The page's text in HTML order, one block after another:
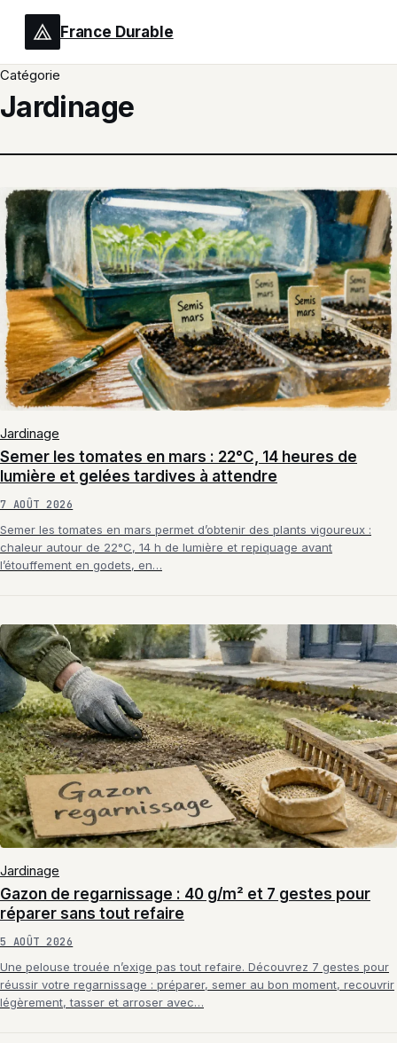
France Durable
Catégorie
Jardinage
Jardinage
Semer les tomates en mars : 22°C, 14 heures de
lumière et gelées tardives à attendre
7 AOÛT 2026
Semer les tomates en mars permet d’obtenir des plants vigoureux :
chaleur autour de 22°C, 14 h de lumière et repiquage avant
l’étouffement en godets, en…
Jardinage
Gazon de regarnissage : 40 g/m² et 7 gestes pour
réparer sans tout refaire
5 AOÛT 2026
Une pelouse trouée n’exige pas tout refaire. Découvrez 7 gestes pour
réussir votre regarnissage : préparer, semer au bon moment, recouvrir
légèrement, tasser et arroser avec…